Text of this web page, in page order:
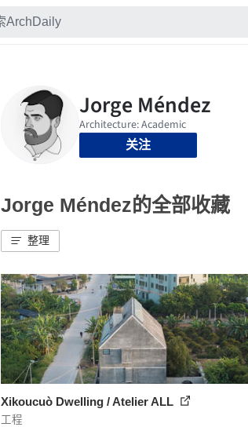
关注
Jorge Méndez的全部收藏
整理
Xikoucuò Dwelling / Atelier ALL
工程